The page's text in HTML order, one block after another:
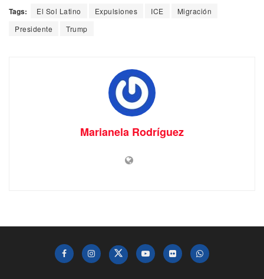
Tags: El Sol Latino Expulsiones ICE
Migración
Presidente
Trump
Marianela Rodríguez